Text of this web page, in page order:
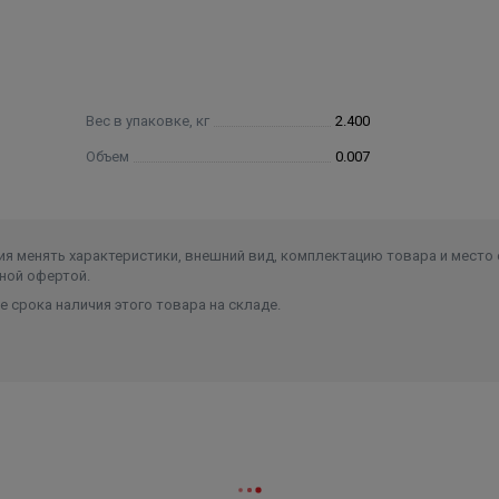
Вес в упаковке, кг 2.400
Объем 0.007
менять характеристики, внешний вид, комплектацию товара и место
офертой.
наличия этого товара на складе.